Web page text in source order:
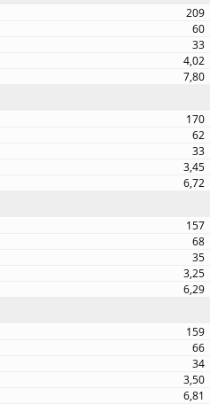
209
60
33
4,02
7,80
170
62
33
3,45
6,72
157
68
35
3,25
6,29
159
66
34
3,50
6,81